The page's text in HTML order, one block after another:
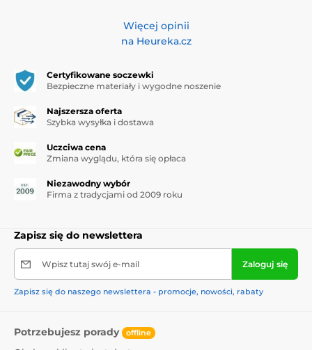
Więcej opinii
na Heureka.cz
Certyfikowane soczewki
Bezpieczne materiały i wygodne noszenie
Najszersza oferta
Szybka wysyłka i dostawa
Uczciwa cena
Zmiana wyglądu, która się opłaca
Niezawodny wybór
Firma z tradycjami od 2009 roku
Zapisz się do newslettera
Wpisz tutaj swój e-mail Zaloguj się
Zapisz się do naszego newslettera - promocje, nowości, rabaty
Potrzebujesz porady offline